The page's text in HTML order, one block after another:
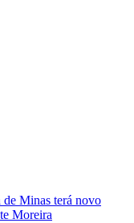
de Minas terá novo
Moreira